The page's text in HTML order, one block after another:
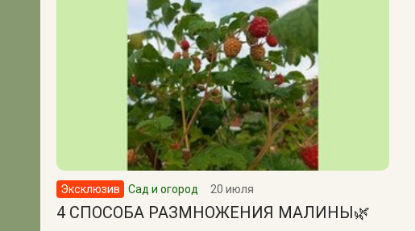
Эксклюзив Сад и огород 20 июля
4 СПОСОБА РАЗМНОЖЕНИЯ МАЛИНЫ🌿